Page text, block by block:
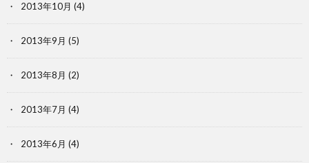
2013年10月 (4)
2013年9月 (5)
2013年8月 (2)
2013年7月 (4)
2013年6月 (4)